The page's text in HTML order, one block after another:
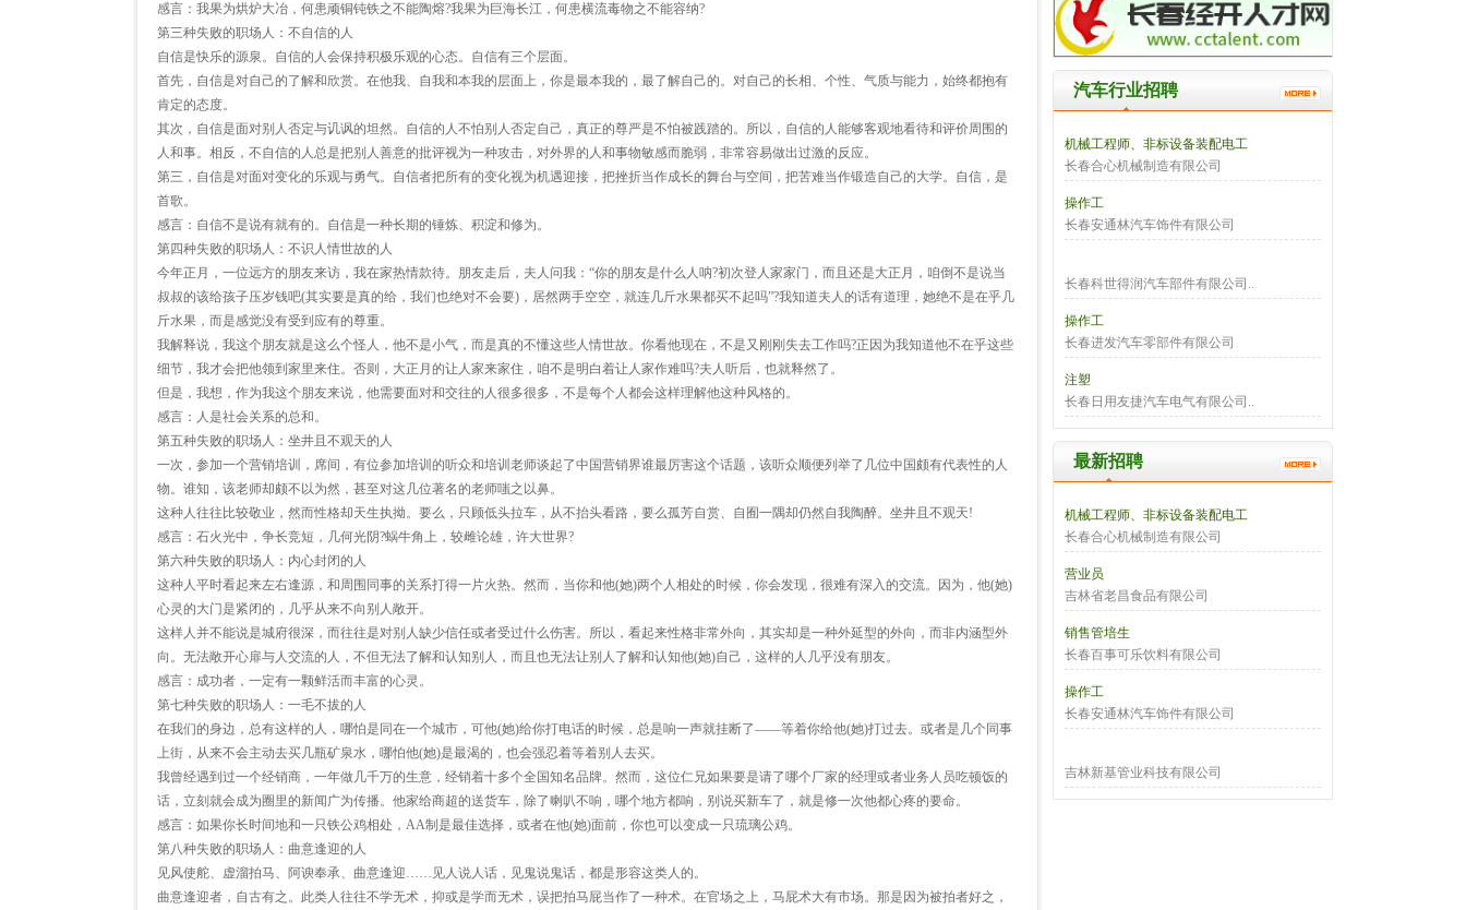
感言：我果为烘炉大冶，何患顽铜钝铁之不能陶熔?我果为巨海长江，何患横流毒物之不能容纳?
第三种失败的职场人：不自信的人
自信是快乐的源泉。自信的人会保持积极乐观的心态。自信有三个层面。
首先，自信是对自己的了解和欣赏。在他我、自我和本我的层面上，你是最本我的，最了解自己的。对自己的长相、个性、气质与能力，始终都抱有
肯定的态度。
其次，自信是面对别人否定与讥讽的坦然。自信的人不怕别人否定自己，真正的尊严是不怕被践踏的。所以，自信的人能够客观地看待和评价周围的
人和事。相反，不自信的人总是把别人善意的批评视为一种攻击，对外界的人和事物敏感而脆弱，非常容易做出过激的反应。
第三，自信是对面对变化的乐观与勇气。自信者把所有的变化视为机遇迎接，把挫折当作成长的舞台与空间，把苦难当作锻造自己的大学。自信，是
首歌。
感言：自信不是说有就有的。自信是一种长期的锤炼、积淀和修为。
第四种失败的职场人：不识人情世故的人
今年正月，一位远方的朋友来访，我在家热情款待。朋友走后，夫人问我：“你的朋友是什么人呐?初次登人家家门，而且还是大正月，咱倒不是说当
叔叔的该给孩子压岁钱吧(其实要是真的给，我们也绝对不会要)，居然两手空空，就连几斤水果都买不起吗”?我知道夫人的话有道理，她绝不是在乎几
斤水果，而是感觉没有受到应有的尊重。
我解释说，我这个朋友就是这么个怪人，他不是小气，而是真的不懂这些人情世故。你看他现在，不是又刚刚失去工作吗?正因为我知道他不在乎这些
细节，我才会把他领到家里来住。否则，大正月的让人家来家住，咱不是明白着让人家作难吗?夫人听后，也就释然了。
但是，我想，作为我这个朋友来说，他需要面对和交往的人很多很多，不是每个人都会这样理解他这种风格的。
感言：人是社会关系的总和。
第五种失败的职场人：坐井且不观天的人
一次，参加一个营销培训，席间，有位参加培训的听众和培训老师谈起了中国营销界谁最厉害这个话题，该听众顺便列举了几位中国颇有代表性的人
物。谁知，该老师却颇不以为然，甚至对这几位著名的老师嗤之以鼻。
这种人往往比较敬业，然而性格却天生执拗。要么，只顾低头拉车，从不抬头看路，要么孤芳自赏、自囿一隅却仍然自我陶醉。坐井且不观天!
感言：石火光中，争长竞短，几何光阴?蜗牛角上，较雌论雄，许大世界?
第六种失败的职场人：内心封闭的人
这种人平时看起来左右逢源，和周围同事的关系打得一片火热。然而，当你和他(她)两个人相处的时候，你会发现，很难有深入的交流。因为，他(她)
心灵的大门是紧闭的，几乎从来不向别人敞开。
这样人并不能说是城府很深，而往往是对别人缺少信任或者受过什么伤害。所以，看起来性格非常外向，其实却是一种外延型的外向，而非内涵型外
向。无法敞开心扉与人交流的人，不但无法了解和认知别人，而且也无法让别人了解和认知他(她)自己，这样的人几乎没有朋友。
感言：成功者，一定有一颗鲜活而丰富的心灵。
第七种失败的职场人：一毛不拔的人
在我们的身边，总有这样的人，哪怕是同在一个城市，可他(她)给你打电话的时候，总是响一声就挂断了——等着你给他(她)打过去。或者是几个同事
上街，从来不会主动去买几瓶矿泉水，哪怕他(她)是最渴的，也会强忍着等着别人去买。
我曾经遇到过一个经销商，一年做几千万的生意，经销着十多个全国知名品牌。然而，这位仁兄如果要是请了哪个厂家的经理或者业务人员吃顿饭的
话，立刻就会成为圈里的新闻广为传播。他家给商超的送货车，除了喇叭不响，哪个地方都响，别说买新车了，就是修一次他都心疼的要命。
感言：如果你长时间地和一只铁公鸡相处，AA制是最佳选择，或者在他(她)面前，你也可以变成一只琉璃公鸡。
第八种失败的职场人：曲意逢迎的人
见风使舵、虚溜拍马、阿谀奉承、曲意逢迎……见人说人话，见鬼说鬼话，都是形容这类人的。
曲意逢迎者，自古有之。此类人往往不学无术，抑或是学而无术，误把拍马屁当作了一种术。在官场之上，马屁术大有市场。那是因为被拍者好之，
汽车行业招聘
机械工程师、非标设备装配电工
长春合心机械制造有限公司
操作工
长春安通林汽车饰件有限公司
长春科世得润汽车部件有限公司..
操作工
长春进发汽车零部件有限公司
注塑
长春日用友捷汽车电气有限公司..
最新招聘
机械工程师、非标设备装配电工
长春合心机械制造有限公司
营业员
吉林省老昌食品有限公司
销售管培生
长春百事可乐饮料有限公司
操作工
长春安通林汽车饰件有限公司
吉林新基管业科技有限公司